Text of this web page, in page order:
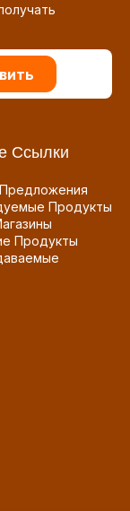
Ссылки
Продукты
Продукты